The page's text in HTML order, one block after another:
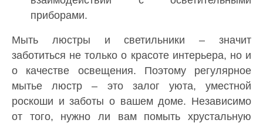
приборами.
Мыть люстры и светильники – значит
заботиться не только о красоте интерьера, но и
о качестве освещения. Поэтому регулярное
мытье люстр – это залог уюта, уместной
роскоши и заботы о вашем доме. Независимо
от того, нужно ли вам помыть хрустальную